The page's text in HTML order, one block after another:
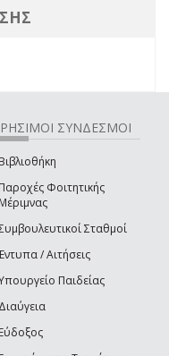
ΣΥΝΔΕΣΜΟΙ
Βιβλιοθήκη
Παροχές Φοιτητικής
Μέριμνας
Σταθμοί
/ Αιτήσεις
Παιδείας
Διαύγεια
Εύδοξος